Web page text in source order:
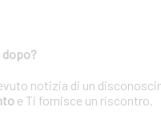
dopo?
notizia di un
e Ti fornisce un riscontro.